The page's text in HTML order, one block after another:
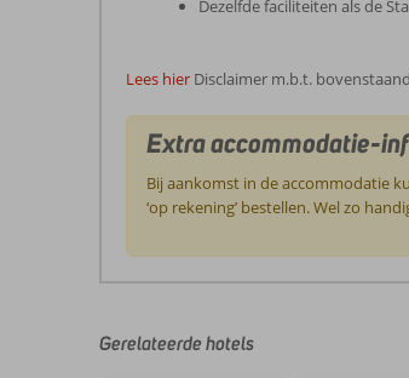
Dezelfde faciliteiten als de
Lees hier Disclaimer m.b.t.
Extra accommodatie-
Bij aankomst in de accommodatie
‘op rekening’ bestellen. Wel zo
door
Gerelateerde hotels